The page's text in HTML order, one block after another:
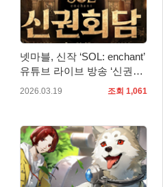
넷마블, 신작 ‘SOL: enchant’
유튜브 라이브 방송 ‘신권회
담’ 19일 오후 8시 실시
2026.03.19 조회 1,061